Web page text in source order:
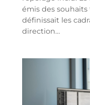
émis des
définissait les
direction…